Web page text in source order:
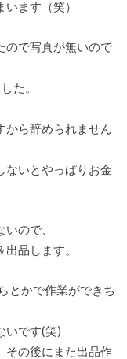
ます（笑）
ので写真が無いので
た。
から辞められません
ないとやっぱりお金
ので、
品します。
とかで作業ができち
いです(笑)
その後にまた出品作